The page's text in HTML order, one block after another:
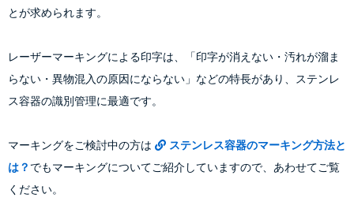
とが求められます。
レーザーマーキングによる印字は、「印字が消えない・汚れが溜ま
らない・異物混入の原因にならない」などの特長があり、ステンレ
ス容器の識別管理に最適です。
マーキングをご検討中の方は
ステンレス容器のマーキング方法と
は？ でもマーキングについてご紹介していますので、あわせてご覧
ください。